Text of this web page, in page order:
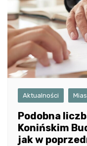
Aktualności
Podobna
Konińskim
jak w